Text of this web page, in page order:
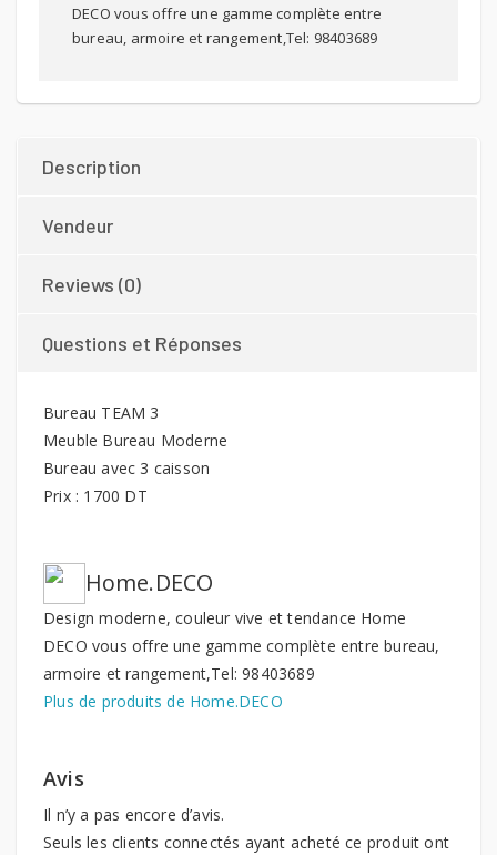
DECO vous offre une gamme complète entre
bureau, armoire et rangement,Tel: 98403689
Description
Vendeur
Reviews (0)
Questions et Réponses
Bureau TEAM 3
Meuble Bureau Moderne
Bureau avec 3 caisson
Prix : 1700 DT
Home.DECO
Design moderne, couleur vive et tendance Home
DECO vous offre une gamme complète entre bureau,
armoire et rangement,Tel: 98403689
Plus de produits de Home.DECO
Avis
Il n’y a pas encore d’avis.
Seuls les clients connectés ayant acheté ce produit ont